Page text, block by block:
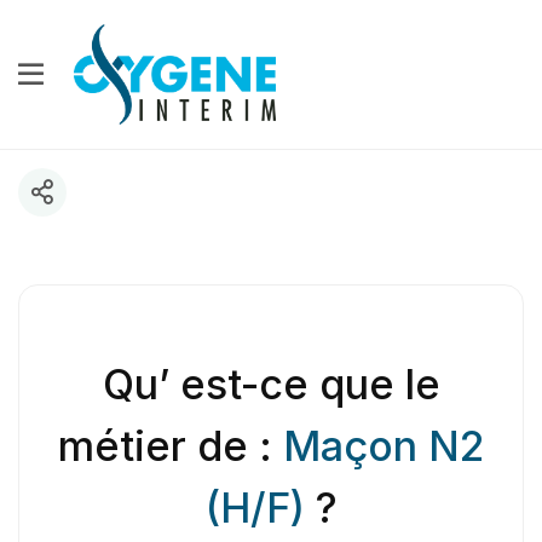
Qu’ est-ce que le
métier de : Maçon N2
(H/F) ?